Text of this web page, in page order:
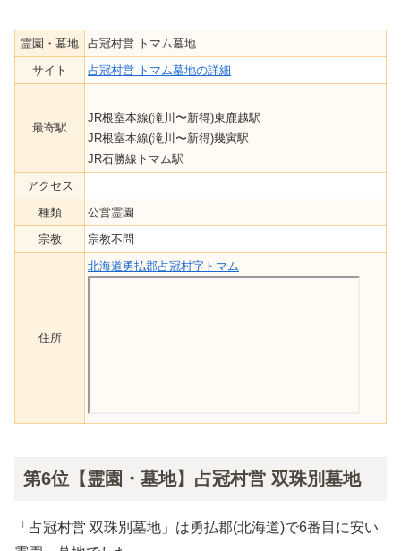
霊園・墓地
占冠村営 トマム墓地
サイト
占冠村営 トマム墓地の詳細
最寄駅
JR根室本線(滝川〜新得)東鹿越駅
JR根室本線(滝川〜新得)幾寅駅
JR石勝線トマム駅
アクセス
種類
公営霊園
宗教
宗教不問
住所
北海道勇払郡占冠村字トマム
第6位【霊園・墓地】占冠村営 双珠別墓地
「占冠村営 双珠別墓地」は勇払郡(北海道)で6番目に安い